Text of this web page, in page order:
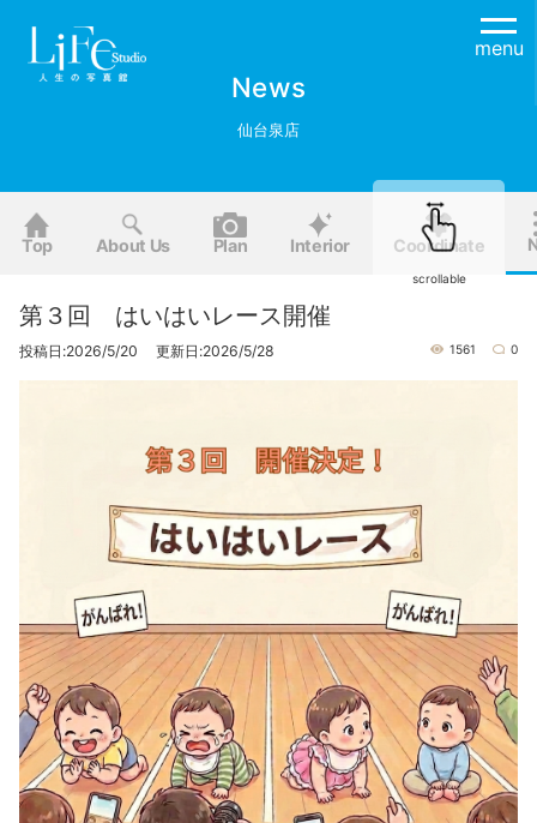
menu
News
仙台泉店
Top About Us Plan Interior Coordinate
第３回 はいはいレース開催
投稿日:2026/5/20 更新日:2026/5/28 1561 0